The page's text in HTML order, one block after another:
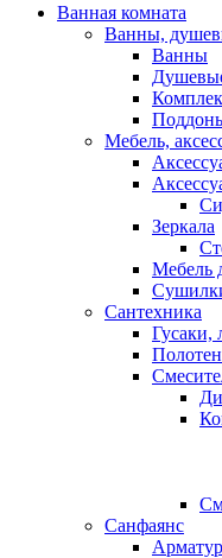
Ванная комната
Ванны,
Ванны
Мебель,
Зеркала
Мебель
Сантехника
Гусаки,
Санфаянс